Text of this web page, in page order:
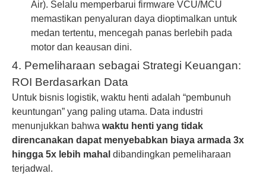
Air). Selalu memperbarui firmware VCU/MCU
memastikan penyaluran daya dioptimalkan untuk
medan tertentu, mencegah panas berlebih pada
motor dan keausan dini.
4. Pemeliharaan sebagai Strategi Keuangan:
ROI Berdasarkan Data
Untuk bisnis logistik, waktu henti adalah “pembunuh
keuntungan” yang paling utama. Data industri
menunjukkan bahwa waktu henti yang tidak
direncanakan dapat menyebabkan biaya armada 3x
hingga 5x lebih mahal dibandingkan pemeliharaan
terjadwal.